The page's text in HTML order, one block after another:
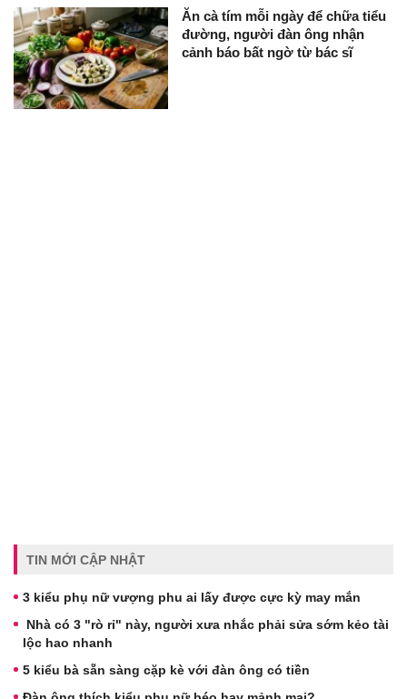
Ăn cà tím mỗi ngày để chữa tiểu
đường, người đàn ông nhận
cảnh báo bất ngờ từ bác sĩ
TIN MỚI CẬP NHẬT
3 kiểu phụ nữ vượng phu ai lấy được cực kỳ may mắn
Nhà có 3 "rò rỉ" này, người xưa nhắc phải sửa sớm kẻo tài
lộc hao nhanh
5 kiểu bà sẵn sàng cặp kè với đàn ông có tiền